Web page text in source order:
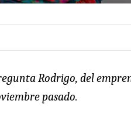
Rodrigo, del
pasado.